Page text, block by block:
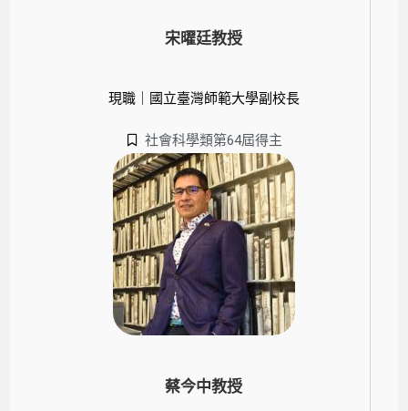
宋曜廷教授
現職｜國立臺灣師範大學副校長
社會科學類第64屆得主
蔡今中教授